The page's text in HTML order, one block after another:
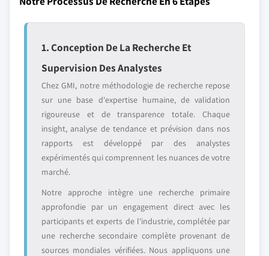
1. Conception De La Recherche Et
Supervision Des Analystes
Chez GMI, notre méthodologie de recherche repose
sur une base d'expertise humaine, de validation
rigoureuse et de transparence totale. Chaque
insight, analyse de tendance et prévision dans nos
rapports est développé par des analystes
expérimentés qui comprennent les nuances de votre
marché.
Notre approche intègre une recherche primaire
approfondie par un engagement direct avec les
participants et experts de l'industrie, complétée par
une recherche secondaire complète provenant de
sources mondiales vérifiées. Nous appliquons une